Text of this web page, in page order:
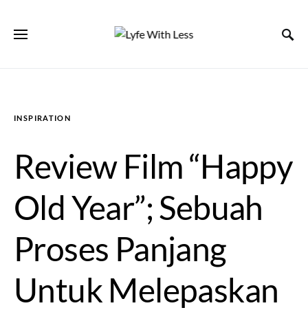
INSPIRATION
Review Film “Happy
Old Year”; Sebuah
Proses Panjang
Untuk Melepaskan